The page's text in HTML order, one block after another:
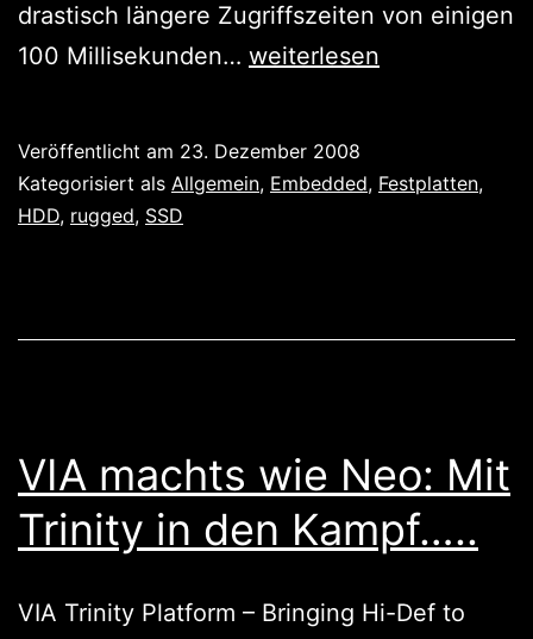
drastisch längere Zugriffszeiten von einigen
100 Millisekunden… Harte
harte
weiterlesen
Veröffentlicht am 23. Dezember 2008
Kategorisiert als Allgemein, Embedded, Festplatten,
HDD, rugged, SSD
VIA machts wie Neo: Mit
Trinity in den Kampf…..
VIA Trinity Platform – Bringing Hi-Def to